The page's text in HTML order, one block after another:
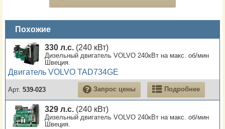
Похожие
330 л.с. (240 кВт)
Дизельный двигатель VOLVO 240кВт на макс. об/мин
Швеция.
Двигатель VOLVO TAD734GE
Арт. 539-023 Запрос цены Подробнее
329 л.с. (240 кВт)
Дизельный двигатель VOLVO 240кВт на макс. об/мин
Швеция.